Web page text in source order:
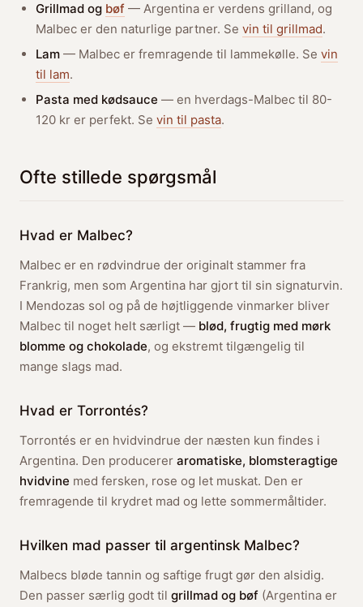
Grillmad og bøf — Argentina er verdens grilland, og
Malbec er den naturlige partner. Se vin til grillmad.
Lam — Malbec er fremragende til lammekølle. Se vin
til lam.
Pasta med kødsauce — en hverdags-Malbec til 80-
120 kr er perfekt. Se vin til pasta.
Ofte stillede spørgsmål
Hvad er Malbec?
Malbec er en rødvindrue der originalt stammer fra
Frankrig, men som Argentina har gjort til sin signaturvin.
I Mendozas sol og på de højtliggende vinmarker bliver
Malbec til noget helt særligt — blød, frugtig med mørk
blomme og chokolade, og ekstremt tilgængelig til
mange slags mad.
Hvad er Torrontés?
Torrontés er en hvidvindrue der næsten kun findes i
Argentina. Den producerer aromatiske, blomsteragtige
hvidvine med fersken, rose og let muskat. Den er
fremragende til krydret mad og lette sommermåltider.
Hvilken mad passer til argentinsk Malbec?
Malbecs bløde tannin og saftige frugt gør den alsidig.
Den passer særlig godt til grillmad og bøf (Argentina er